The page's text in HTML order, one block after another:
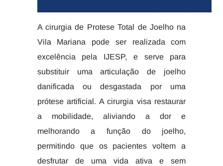
A cirurgia de Protese Total de Joelho na
Vila Mariana pode ser realizada com
excelência pela IJESP, e serve para
substituir uma articulação de joelho
danificada ou desgastada por uma
prótese artificial. A cirurgia visa restaurar
a mobilidade, aliviando a dor e
melhorando a função do joelho,
permitindo que os pacientes voltem a
desfrutar de uma vida ativa e sem